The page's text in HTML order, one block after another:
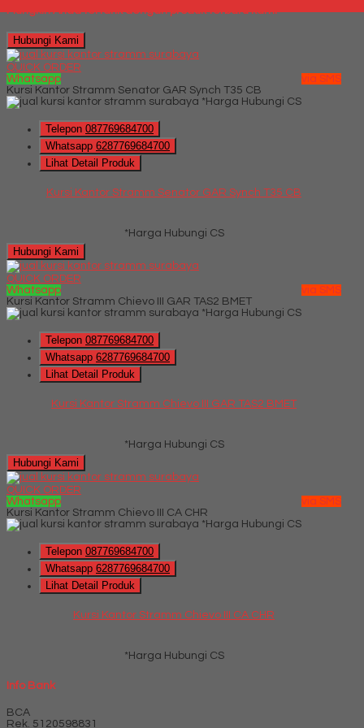
Mungkin Anda tertarik dengan produk terbaru kami
Hubungi Kami
QUICK ORDER
Whatsapp
via SMS
Kursi Kantor Stramm Senator GAR Synch T35 CB
*Harga Hubungi CS
Telepon 087769684700
Whatsapp 6287769684700
Lihat Detail Produk
Kursi Kantor Stramm Senator GAR Synch T35 CB
*Harga Hubungi CS
Hubungi Kami
QUICK ORDER
Whatsapp
via SMS
Kursi Kantor Stramm Chievo III GAR TAS2 BMET
*Harga Hubungi CS
Telepon 087769684700
Whatsapp 6287769684700
Lihat Detail Produk
Kursi Kantor Stramm Chievo III GAR TAS2 BMET
*Harga Hubungi CS
Hubungi Kami
QUICK ORDER
Whatsapp
via SMS
Kursi Kantor Stramm Chievo III CA CHR
*Harga Hubungi CS
Telepon 087769684700
Whatsapp 6287769684700
Lihat Detail Produk
Kursi Kantor Stramm Chievo III CA CHR
*Harga Hubungi CS
Info Bank
BCA
Rek. 5120598831